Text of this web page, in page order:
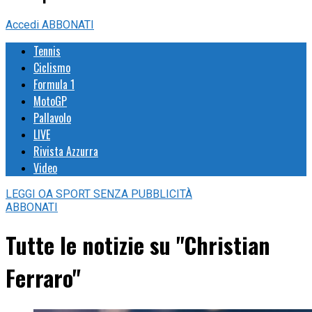
Accedi ABBONATI
Tennis
Ciclismo
Formula 1
MotoGP
Pallavolo
LIVE
Rivista Azzurra
Video
LEGGI OA SPORT SENZA PUBBLICITÀ
ABBONATI
Tutte le notizie su "Christian
Ferraro"